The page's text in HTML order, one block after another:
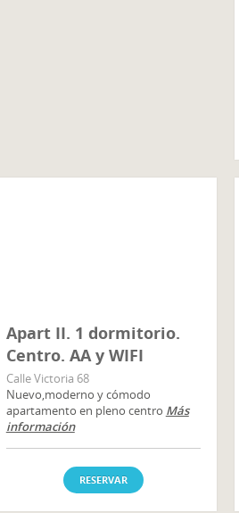
Apart II. 1 dormitorio.
Centro. AA y WIFI
Calle Victoria 68
Nuevo,moderno y cómodo
apartamento en pleno centro Más
información
RESERVAR